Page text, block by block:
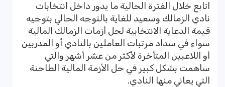
اتابع خلال الفترة الحالية ما يدور داخل انتخابات
نادي الزمالك وسعيد للغاية بالتوجه الحالي بتوجيه
قيمة الدعاية الانتخابية لحل أزمات الزمالك المالية
سواء في سداد مرتبات العاملين بالنادي أو المدربين
أو اللاعبين المتأخرة لأكثر من عشر أشهر والتي
ساهمت بشكل كبير في حل الأزمة المالية الطاحنة
التي يعاني منها النادي.